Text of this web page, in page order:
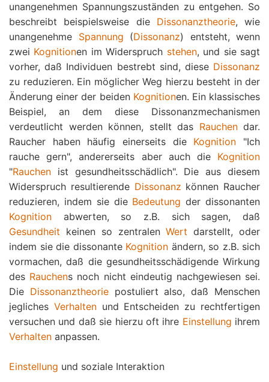
unangenehmen Spannungszuständen zu entgehen. So
beschreibt beispielsweise die Dissonanztheorie, wie
unangenehme Spannung (Dissonanz) entsteht, wenn
zwei Kognitionen im Widerspruch stehen, und sie sagt
vorher, daß Individuen bestrebt sind, diese Dissonanz
zu reduzieren. Ein möglicher Weg hierzu besteht in der
Änderung einer der beiden Kognitionen. Ein klassisches
Beispiel, an dem diese Dissonanzmechanismen
verdeutlicht werden können, stellt das Rauchendar.
Raucher haben häufig einerseits die Kognition "Ich
rauche gern", andererseits aber auch die Kognition
"Rauchen ist gesundheitsschädlich". Die aus diesem
Widerspruch resultierende Dissonanz können Raucher
reduzieren, indem sie die Bedeutung der dissonanten
Kognition abwerten, so z.B. sich sagen, daß
Gesundheit keinen so zentralenWert darstellt, oder
indem sie die dissonante Kognition ändern, so z.B. sich
vormachen, daß die gesundheitsschädigende Wirkung
des Rauchens noch nicht eindeutig nachgewiesen sei.
Die Dissonanztheoriepostuliert also, daß Menschen
jegliches Verhaltenund Entscheiden zu rechtfertigen
versuchen und daß sie hierzu oft ihre Einstellung ihrem
Verhalten anpassen.
Einstellung und soziale Interaktion